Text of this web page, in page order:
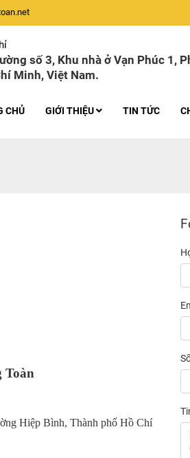
số 3, Khu nhà ở Vạn Phúc 1,
Minh, Việt Nam.
CHỦ GIỚI THIỆU TIN TỨC
Toàn
Hiệp Bình, Thành phố Hồ Chí